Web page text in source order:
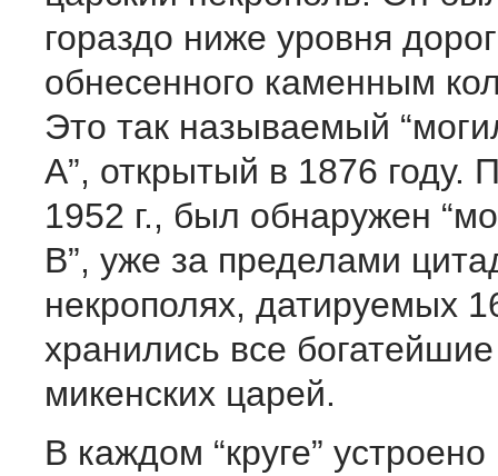
гораздо ниже уровня
обнесенного каменным
Это так называемый
А”, открытый в 1876 году.
1952 г., был обнаружен
В”, уже за пределами
некрополях, датируемых
хранились все
микенских царей.
В каждом “круге”